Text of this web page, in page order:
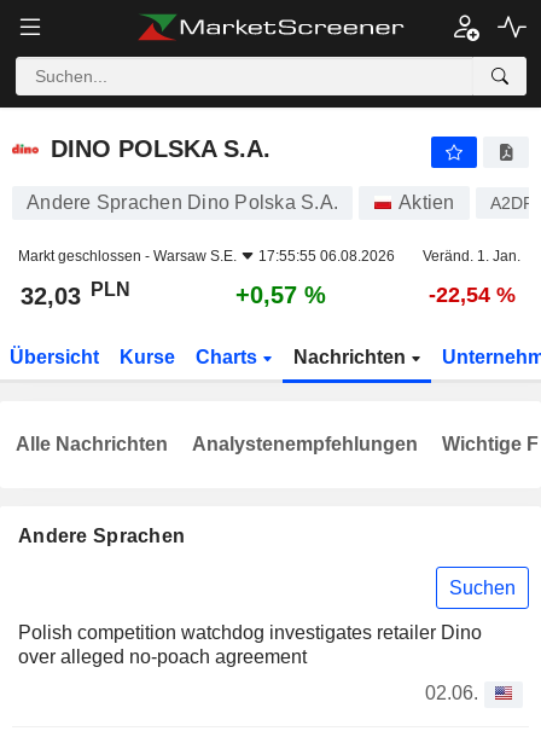
DINO POLSKA S.A.
DINO POLSKA S.A.
Andere Sprachen Dino Polska S.A. Aktien
Markt geschlossen - Warsaw S.E. 17:55:55 06.08.2026 Veränd. 1. Jan.
32,03 PLN +0,57 % -22,54 %
Übersicht Kurse Charts Nachrichten
Andere Sprachen
Suchen
Polish competition watchdog investigates retailer Dino
over alleged no-poach agreement
02.06.
Alle Nachrichten Analystenempfehlungen Wichtige